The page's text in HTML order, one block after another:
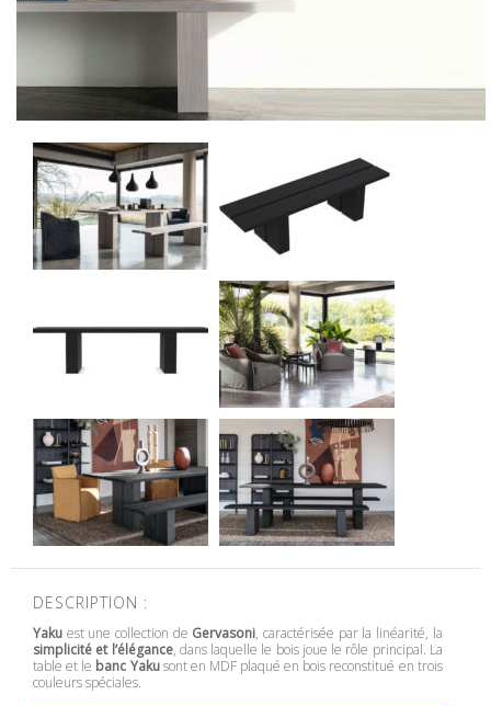
DESCRIPTION :
Yaku est une collection de Gervasoni, caractérisée par la linéarité, la
simplicité et l’élégance, dans laquelle le bois joue le rôle principal. La
table et le banc Yakusont en MDF plaqué en bois reconstitué en trois
couleurs spéciales.